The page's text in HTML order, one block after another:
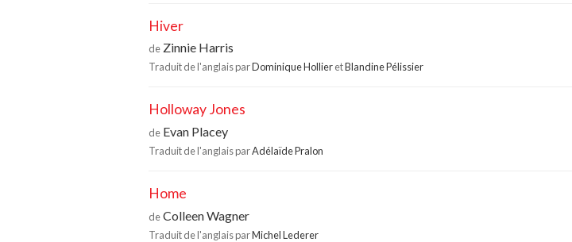
Hiver
de Zinnie Harris
Traduit de l'anglais parDominique HollieretBlandine Pélissier
Holloway Jones
de Evan Placey
Traduit de l'anglais parAdélaïde Pralon
Home
deColleen Wagner
Traduit de l'anglais parMichel Lederer